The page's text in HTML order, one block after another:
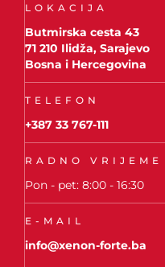
LOKACIJA
Butmirska cesta 43
71 210 Ilidža, Sarajevo
Bosna i Hercegovina
TELEFON
+387 33 767-111
RADNO VRIJEME
Pon - pet: 8:00 - 16:30
E-MAIL
info@xenon-forte.ba